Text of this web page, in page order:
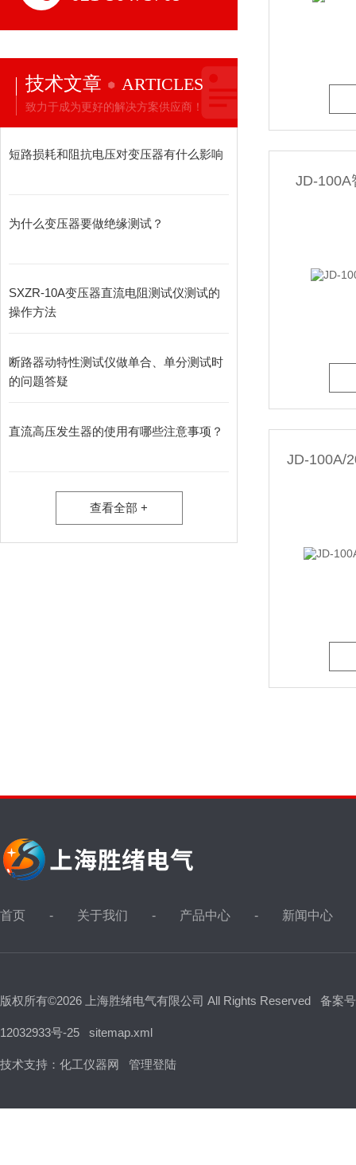
技术文章 ARTICLES
致力于成为更好的解决方案供应商！
短路损耗和阻抗电压对变压器有什么影响
为什么变压器要做绝缘测试？
SXZR-10A变压器直流电阻测试仪测试的
操作方法
断路器动特性测试仪做单合、单分测试时
的问题答疑
直流高压发生器的使用有哪些注意事项？
查看全部 +
JD-100A
JD-100A/
首页 关于我们 产品中心 新闻中心
版权所有©2026 上海胜绪电气有限公司 All Rights Reserved 备案
12032933号-25 sitemap.xml
技术支持： 化工仪器网 管理登陆